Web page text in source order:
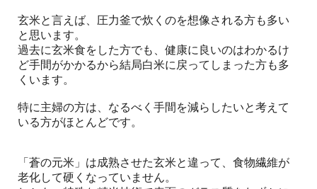
玄米と言えば、圧力釜で炊くのを想像される方も多い
と思います。
過去に玄米食をした方でも、健康に良いのはわかるけ
ど手間がかかるから結局白米に戻ってしまった方も多
くいます。
特に主婦の方は、なるべく手間を減らしたいと考えて
いる方がほとんどです。
「蒼の元米」は成熟させた玄米と違って、食物繊維が
老化して硬くなっていません。